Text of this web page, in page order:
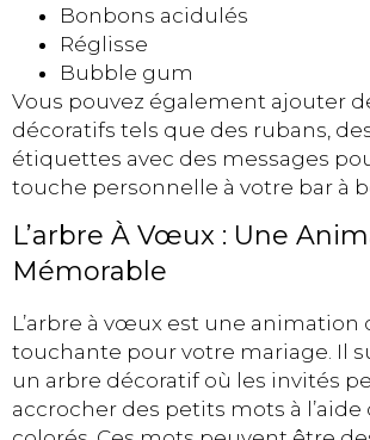
Bonbons acidulés
Réglisse
Bubble gum
Vous pouvez également ajouter
décoratifs tels que des rubans,
étiquettes avec des messages
touche personnelle à votre bar à
L’arbre À Vœux : Une
Mémorable
L’arbre à vœux est une animation
touchante pour votre mariage. Il
un arbre décoratif où les invités
accrocher des petits mots à l’aide